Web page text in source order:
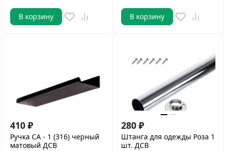
В корзину В корзину
410 ₽
Ручка СА - 1 (316) черный
матовый ДСВ
280 ₽
Штанга для одежды Роза 1
шт. ДСВ